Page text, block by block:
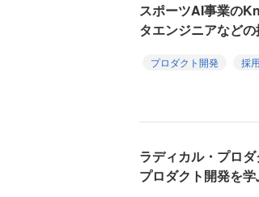
スポーツAI事業の
タエンジニアなど
プロダクト開発 採
ラディカル・プロ
プロダクト開発を